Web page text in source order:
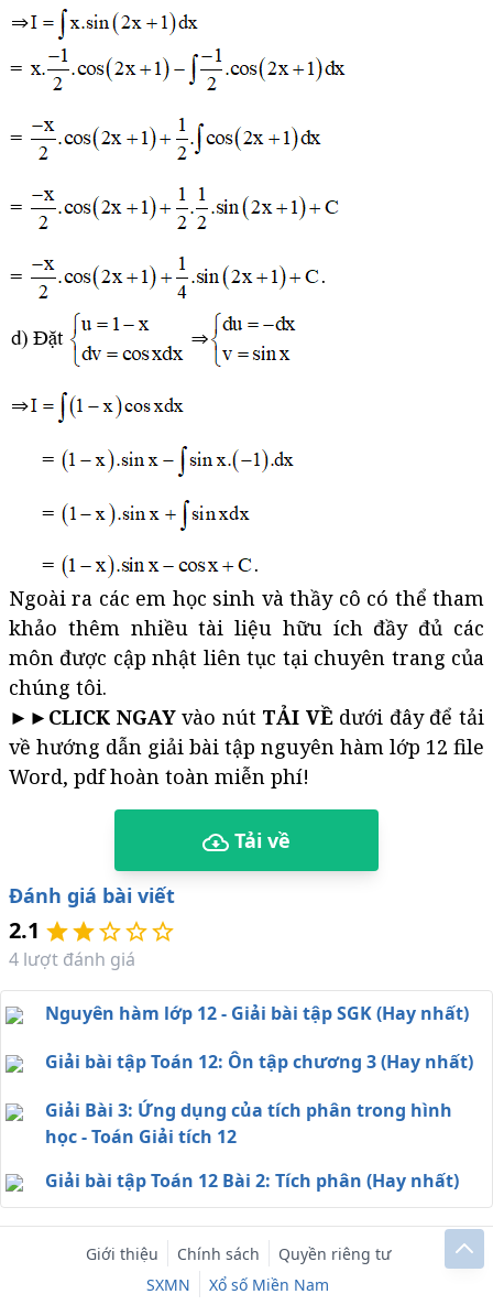
Ngoài ra các em học sinh và thầy cô có thể tham
khảo thêm nhiều tài liệu hữu ích đầy đủ các
môn được cập nhật liên tục tại chuyên trang của
chúng tôi.
►► CLICK NGAYvào nút TẢI VỀdưới đây để tải
về hướng dẫn giải bài tập nguyên hàm lớp 12 file
Word, pdf hoàn toàn miễn phí!
Tải về
Đánh giá bài viết
2.1
4 lượt đánh giá
Nguyên hàm lớp 12 - Giải bài tập SGK (Hay nhất)
Giải bài tập Toán 12: Ôn tập chương 3 (Hay nhất)
Giải Bài 3: Ứng dụng của tích phân trong hình
học - Toán Giải tích 12
Giải bài tập Toán 12 Bài 2: Tích phân (Hay nhất)
Giới thiệu Chính sách
Quyền riêng tư
SXMN
Xổ số Miền Nam